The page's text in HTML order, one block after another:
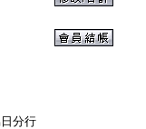
分行